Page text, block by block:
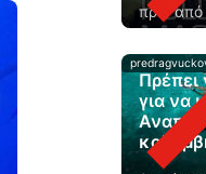
πριν
Πρέπει
για να